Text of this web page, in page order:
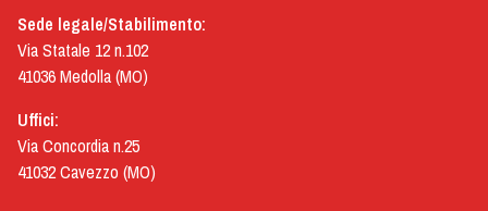
Sede legale/Stabilimento:
Via Statale 12 n.102
41036 Medolla (MO)
Uffici:
Via Concordia n.25
41032 Cavezzo (MO)